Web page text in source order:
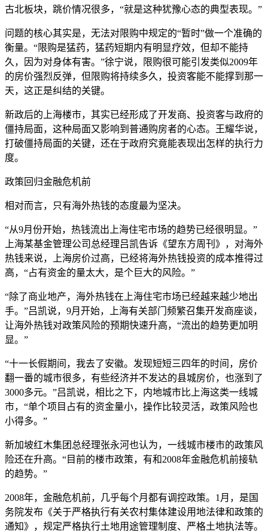
古北板块，跳价情况很多，“就是这种犹豫心态的典型表现。”
问题的核心其实是，无法对限购中规定的“暂时”做一个准确的
衡量。“限购是猛药，猛药短期内有明显疗效，但却不能持
久，因为对身体有害。”徐宁说，限购很可能引发类似2009年
的房价强烈反弹，但限购将持续多久，投资客能不能撑到那一
天，这正是纠结的关键。
新政后的上海楼市，其实已经形成了开发商、投资客与政府的
僵持局面，这种局面又影响到普通购房者的心态。王耀华说，
打破僵持局面的关键，还在于政府究竟能表现出怎样的执行力
度。
政策回归金融危机前
相对而言，只有海外热钱的态度最为坚决。
“从9月份开始，热钱流出上海住宅市场的趋势已经很明显。”
上海某基金管理公司总经理吕凯告诉《望东方周刊》，对海外
热钱来说，上海房价过高，已经将海外热钱投资的成本推得过
高，“占有资金的量太大，是个巨大的风险。”
“除了商业地产，海外热钱在上海住宅市场已经越来越少地出
手。”吕凯说，9月开始，上海有关部门频繁召集开发商座谈，
让海外热钱对政策风险的预期快速升高，“流出的趋势更加明
显。”
“十一长假期间，我去了安徽。发现短短三四年的时间，房价
翻一番的城市很多，有些经济并不发达的县城房价，也涨到了
3000多元。”吕凯说，相比之下，内地城市比上海这类一线城
市，“单个项目占有的资金量小，操作比较灵活，政策风险也
小得多。”
新加坡红木集团总经理张永河也认为，一线城市楼市的政策风
险还在升高。“目前的楼市政策，有和2008年金融危机前接轨
的趋势。”
2008年，金融危机前，几乎每个月都有调控政策。1月，是国
务院发布《关于严格执行有关农村集体建设用地法律和政策的
通知》，规定严格执行土地用途管理制度、严格土地执法等。